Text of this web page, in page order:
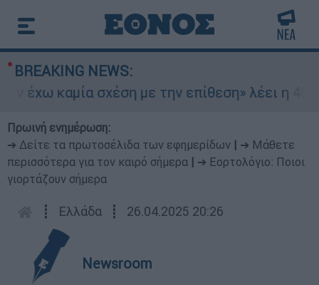
BREAKING NEWS:
καμία σχέση με την επίθεση» λέει η
Πρωινή ενημέρωση:
➔ Δείτε τα πρωτοσέλιδα των εφημερίδων
➔ Μάθετε
περισσότερα για τον καιρό σήμερα
➔ Εορτολόγιο: Ποιοι
γιορτάζουν σήμερα
┋ Ελλάδα ┋ 26.04.2025 20:26
Newsroom